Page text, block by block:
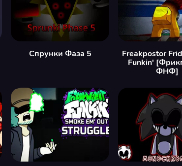
Спрунки Фаза 5
Freakpostor
Funkin'
ФНФ]